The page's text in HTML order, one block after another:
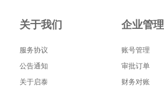
关于我们
服务协议
公告通知
关于启泰
企业管理
账号管理
审批订单
财务对账